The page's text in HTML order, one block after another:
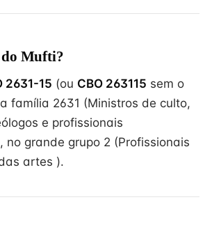
do Mufti?
2631-15 (ou CBO 263115 sem o
família 2631 (Ministros de culto,
e profissionais
no grande grupo 2 (Profissionais
artes ).